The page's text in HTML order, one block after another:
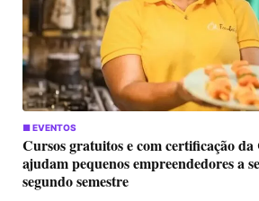
■ EVENTOS
Cursos gratuitos e com certificação
ajudam pequenos empreendedores a
segundo semestre